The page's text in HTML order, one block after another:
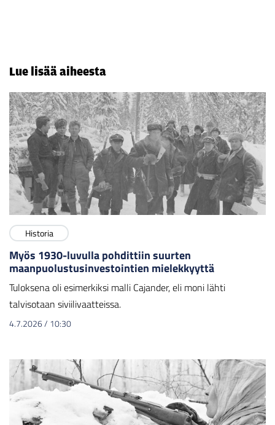
Lue lisää aiheesta
Historia
Myös 1930-luvulla pohdittiin suurten
maanpuolustusinvestointien mielekkyyttä
Tuloksena oli esimerkiksi malli Cajander, eli moni lähti
talvisotaan siviilivaatteissa.
4.7.2026/ 10:30